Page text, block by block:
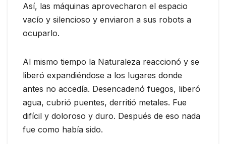
Así, las máquinas aprovecharon el espacio
vacío y silencioso y enviaron a sus robots a
ocuparlo.
Al mismo tiempo la Naturaleza reaccionó y se
liberó expandiéndose a los lugares donde
antes no accedía. Desencadenó fuegos, liberó
agua, cubrió puentes, derritió metales. Fue
difícil y doloroso y duro. Después de eso nada
fue como había sido.